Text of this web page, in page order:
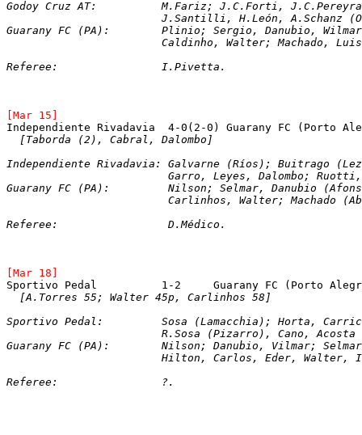
Godoy Cruz AT:		M.Fariz; J.C.Forti,
J.Santilli, H.León, A.Schanz
Guarany FC (PA):	Plinio; Sergio, Danubio,
Caldinho, Walter; Machado,
Referee:		I.Pivetta.
[Mar 15]
Independiente Rivadavia  4-0(2-0) Guarany FC (Porto
[Taborda (2), Cabral, Dalombo]
Independiente Rivadavia: Galvarne (Ríos); Buitrago
Garro, Leyes, Dalombo;
Guarany FC (PA):	 Nilson; Selmar,
Carlinhos, Walter; Machado
Referee:		 D.Médico.
[Mar 18]
Sportivo Pedal		1-2	Guarany FC (Porto
[A.Torres 55; Walter 45p, Carlinhos 58]
Sportivo Pedal:		Sosa
R.Sosa (Pizarro), Cano,
Guarany FC (PA): 	Nilson; Danubio,
Hilton, Carlos, Eder, Walter,
Referee:		?.